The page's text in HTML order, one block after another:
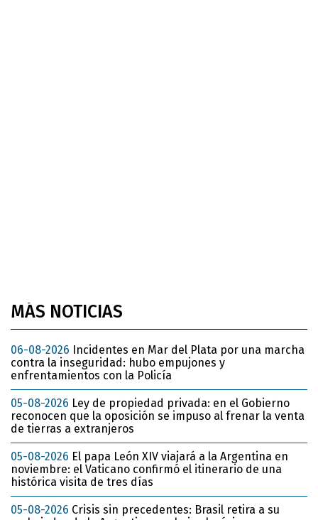
MÁS NOTICIAS
06-08-2026 Incidentes en Mar del Plata por una marcha
contra la inseguridad: hubo empujones y
enfrentamientos con la Policía
05-08-2026 Ley de propiedad privada: en el Gobierno
reconocen que la oposición se impuso al frenar la venta
de tierras a extranjeros
05-08-2026 El papa León XIV viajará a la Argentina en
noviembre: el Vaticano confirmó el itinerario de una
histórica visita de tres días
05-08-2026 Crisis sin precedentes: Brasil retira a su